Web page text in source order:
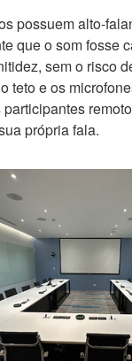
possuem alto-
que o som fosse
sem o risco
teto e os
própria fala.